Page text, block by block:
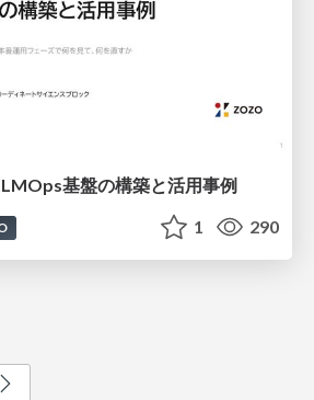
基盤の構築と活用事例
1 290